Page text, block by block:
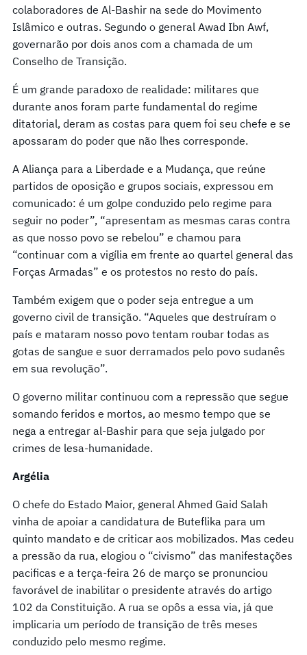
colaboradores de Al-Bashir na sede do Movimento
Islâmico e outras. Segundo o general Awad Ibn Awf,
governarão por dois anos com a chamada de um
Conselho de Transição.
É um grande paradoxo de realidade: militares que
durante anos foram parte fundamental do regime
ditatorial, deram as costas para quem foi seu chefe e se
apossaram do poder que não lhes corresponde.
A Aliança para a Liberdade e a Mudança, que reúne
partidos de oposição e grupos sociais, expressou em
comunicado: é um golpe conduzido pelo regime para
seguir no poder”, “apresentam as mesmas caras contra
as que nosso povo se rebelou” e chamou para
“continuar com a vigília em frente ao quartel general das
Forças Armadas” e os protestos no resto do país.
Também exigem que o poder seja entregue a um
governo civil de transição. “Aqueles que destruíram o
país e mataram nosso povo tentam roubar todas as
gotas de sangue e suor derramados pelo povo sudanês
em sua revolução”.
O governo militar continuou com a repressão que segue
somando feridos e mortos, ao mesmo tempo que se
nega a entregar al-Bashir para que seja julgado por
crimes de lesa-humanidade.
Argélia
O chefe do Estado Maior, general Ahmed Gaid Salah
vinha de apoiar a candidatura de Buteflika para um
quinto mandato e de criticar aos mobilizados. Mas cedeu
a pressão da rua, elogiou o “civismo” das manifestações
pacificas e a terça-feira 26 de março se pronunciou
favorável de inabilitar o presidente através do artigo
102 da Constituição. A rua se opôs a essa via, já que
implicaria um período de transição de três meses
conduzido pelo mesmo regime.